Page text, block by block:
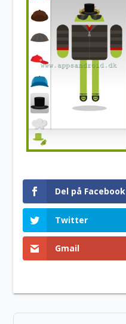
Del på Facebook
Twitter
Gmail